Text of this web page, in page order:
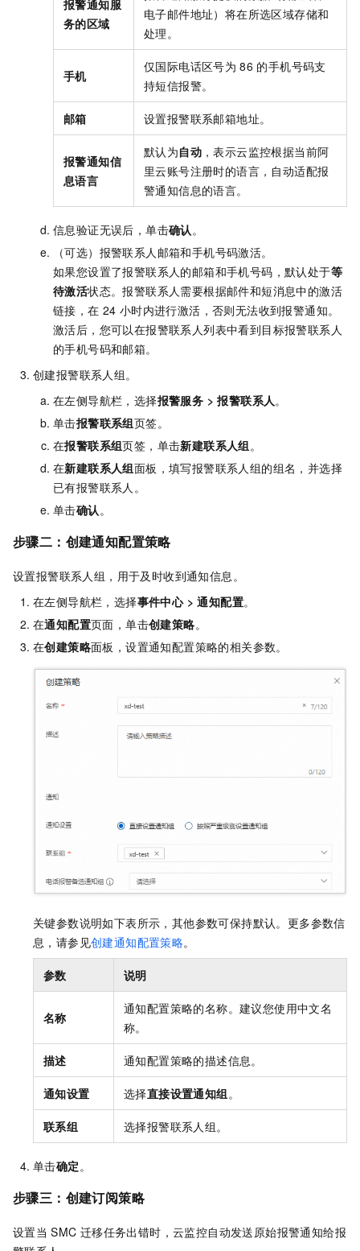
报警通知服
务的区域
电子邮件地址）将在所选区域存储和
处理。
手机
仅国际电话区号为 86 的手机号码支
持短信报警。
邮箱 设置报警联系邮箱地址。
报警通知信
息语言
默认为自动 ，表示云监控根据当前阿
里云账号注册时的语言，自动适配报
警通知信息的语言。
信息验证无误后，单击确认 。
（可选）报警联系人邮箱和手机号码激活。
如果您设置了报警联系人的邮箱和手机号码，默认处于等
待激活状态。报警联系人需要根据邮件和短消息中的激活
链接，在 24 小时内进行激活，否则无法收到报警通知。
激活后，您可以在报警联系人列表中看到目标报警联系人
的手机号码和邮箱。
创建报警联系人组。
在左侧导航栏，选择报警服务 >报警联系人 。
单击报警联系组页签。
在报警联系组页签，单击新建联系人组 。
在新建联系人组面板，填写报警联系人组的组名，并选择
已有报警联系人。
单击确认 。
步骤二： 创建通知配置策略
设置报警联系人组，用于及时收到通知信息。
在左侧导航栏，选择事件中心>通知配置。
在通知配置页面，单击创建策略。
在创建策略面板，设置通知配置策略的相关参数。
关键参数说明如下表所示，其他参数可保持默认。更多参数信
息，请参见创建通知配置策略。
参数 说明
名称
通知配置策略的名称。 建议您使用中文名
称。
描述 通知配置策略的描述信息。
通知设置 选择直接设置通知组 。
联系组 选择报警联系人组。
单击确定 。
步骤三：创建订阅策略
设置当 SMC 迁移任务出错时，云监控自动发送原始报警通知给报